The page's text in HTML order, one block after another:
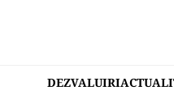
DEZVALUIRI